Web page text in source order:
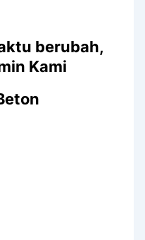
berubah,
Kami